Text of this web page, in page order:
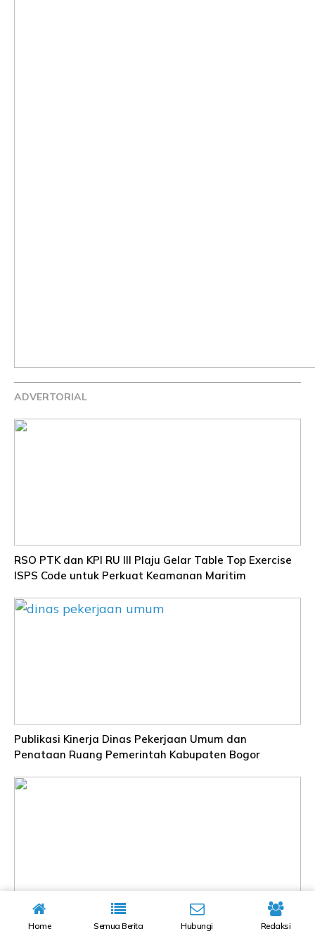
ADVERTORIAL
RSO PTK dan KPI RU III Plaju Gelar Table Top Exercise
ISPS Code untuk Perkuat Keamanan Maritim
Publikasi Kinerja Dinas Pekerjaan Umum dan
Penataan Ruang Pemerintah Kabupaten Bogor
DUA WINDU JALIN KERJA SAMA MEMBERANTAS
PEREDARAN GELAP NARKOTIKA, BNN KUNJUNGI
Home Semua Berita Hubungi Redaksi